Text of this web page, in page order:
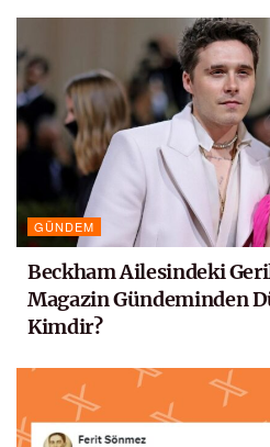
GÜNDEM
Beckham Ailesindeki
Magazin Gündeminden
Kimdir?